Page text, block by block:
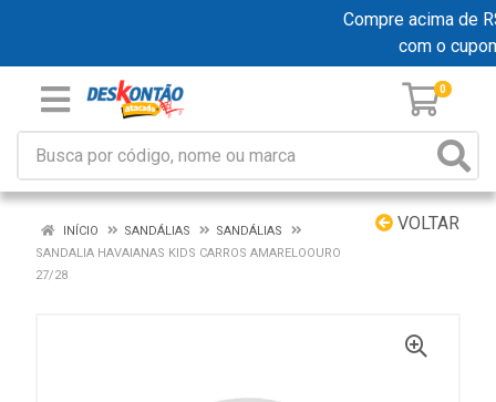
Compre acima de
com o
0
VOLTAR
INÍCIO SANDÁLIAS
SANDÁLIAS
SANDALIA HAVAIANAS KIDS CARROS AMARELOOURO
27/28